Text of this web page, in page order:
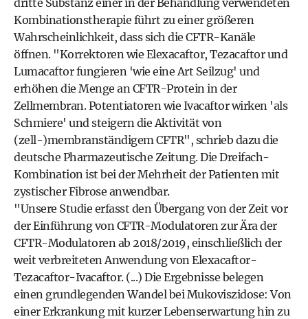
dritte Substanz einer in der Behandlung verwendeten
Kombinationstherapie führt zu einer größeren
Wahrscheinlichkeit, dass sich die CFTR-Kanäle
öffnen. "Korrektoren wie Elexacaftor, Tezacaftor und
Lumacaftor fungieren 'wie eine Art Seilzug' und
erhöhen die Menge an CFTR-Protein in der
Zellmembran. Potentiatoren wie Ivacaftor wirken 'als
Schmiere' und steigern die Aktivität von
(zell-)membranständigem CFTR", schrieb dazu die
deutsche Pharmazeutische Zeitung. Die Dreifach-
Kombination ist bei der Mehrheit der Patienten mit
zystischer Fibrose anwendbar.
"Unsere Studie erfasst den Übergang von der Zeit vor
der Einführung von CFTR-Modulatoren zur Ära der
CFTR-Modulatoren ab 2018/2019, einschließlich der
weit verbreiteten Anwendung von Elexacaftor-
Tezacaftor-Ivacaftor. (...) Die Ergebnisse belegen
einen grundlegenden Wandel bei Mukoviszidose: Von
einer Erkrankung mit kurzer Lebenserwartung hin zu